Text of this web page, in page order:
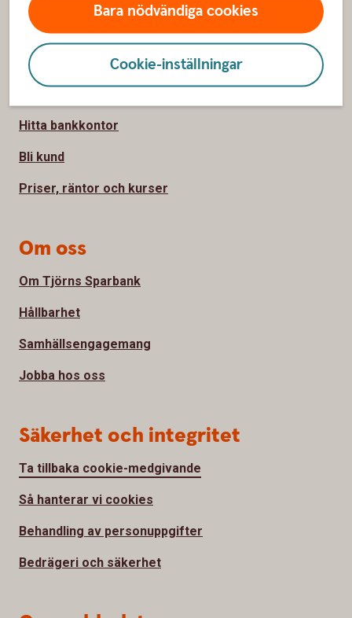
Bara nödvändiga cookies
Cookie-inställningar
Sidfot
Hitta snabbt
Kontakta oss
Hitta bankkontor
Bli kund
Priser, räntor och kurser
Om oss
Om Tjörns Sparbank
Hållbarhet
Samhällsengagemang
Jobba hos oss
Säkerhet och integritet
Ta tillbaka cookie-medgivande
Så hanterar vi cookies
Behandling av personuppgifter
Bedrägeri och säkerhet